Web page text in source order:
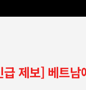
급 제보] 베트